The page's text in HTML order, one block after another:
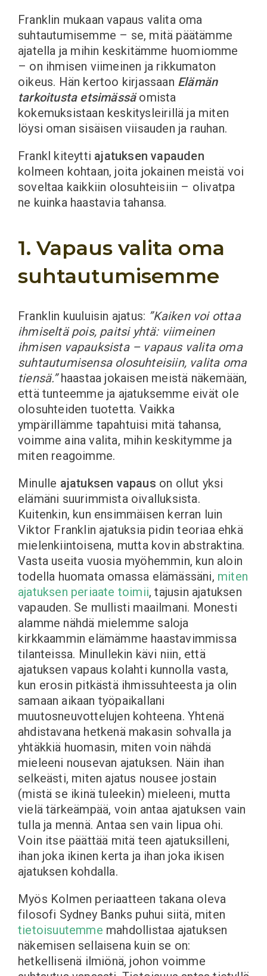
Franklin mukaan vapaus valita oma
suhtautumisemme – se, mitä päätämme
ajatella ja mihin keskitämme huomiomme
– on ihmisen viimeinen ja rikkumaton
oikeus. Hän kertoo kirjassaan Elämän
tarkoitusta etsimässäomista
kokemuksistaan keskitysleirillä ja miten
löysi oman sisäisen viisauden ja rauhan.
Frankl kiteytti ajatuksen vapauden
kolmeen kohtaan, joita jokainen meistä voi
soveltaa kaikkiin olosuhteisiin – olivatpa
ne kuinka haastavia tahansa.
1. Vapaus valita oma
suhtautumisemme
Franklin kuuluisin ajatus: ”Kaiken voi ottaa
ihmiseltä pois, paitsi yhtä: viimeinen
ihmisen vapauksista – vapaus valita oma
suhtautumisensa olosuhteisiin, valita oma
tiensä.”haastaa jokaisen meistä näkemään,
että tunteemme ja ajatuksemme eivät ole
olosuhteiden tuotetta. Vaikka
ympärillämme tapahtuisi mitä tahansa,
voimme aina valita, mihin keskitymme ja
miten reagoimme.
Minulle ajatuksen vapaus on ollut yksi
elämäni suurimmista oivalluksista.
Kuitenkin, kun ensimmäisen kerran luin
Viktor Franklin ajatuksia pidin teoriaa ehkä
mielenkiintoisena, mutta kovin abstraktina.
Vasta useita vuosia myöhemmin, kun aloin
todella huomata omassa elämässäni, miten
ajatuksen periaate toimii, tajusin ajatuksen
vapauden. Se mullisti maailmani. Monesti
alamme nähdä mielemme saloja
kirkkaammin elämämme haastavimmissa
tilanteissa. Minullekin kävi niin, että
ajatuksen vapaus kolahti kunnolla vasta,
kun erosin pitkästä ihmissuhteesta ja olin
samaan aikaan työpaikallani
muutosneuvottelujen kohteena. Yhtenä
ahdistavana hetkenä makasin sohvalla ja
yhtäkkiä huomasin, miten voin nähdä
mieleeni nousevan ajatuksen. Näin ihan
selkeästi, miten ajatus nousee jostain
(mistä se ikinä tuleekin) mieleeni, mutta
vielä tärkeämpää, voin antaa ajatuksen vain
tulla ja mennä. Antaa sen vain lipua ohi.
Voin itse päättää mitä teen ajatuksilleni,
ihan joka ikinen kerta ja ihan joka ikisen
ajatuksen kohdalla.
Myös Kolmen periaatteen takana oleva
filosofi Sydney Banks puhui siitä, miten
tietoisuutemme mahdollistaa ajatuksen
näkemisen sellaisena kuin se on:
hetkellisenä ilmiönä, johon voimme